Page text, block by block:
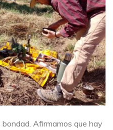
Afirmamos que hay